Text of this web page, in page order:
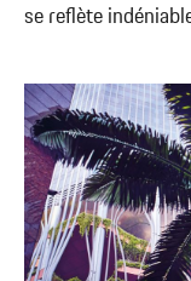
se reflète